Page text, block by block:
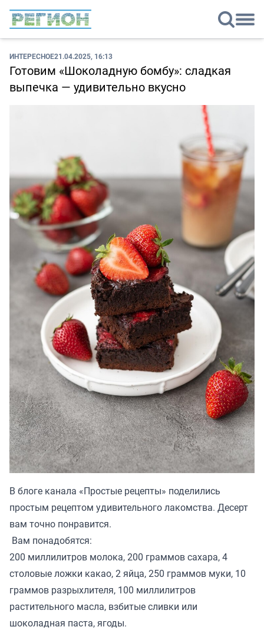
ИНТЕРЕСНОЕ21.04.2025, 16:13
Готовим «Шоколадную бомбу»: сладкая
выпечка — удивительно вкусно
В блоге канала «Простые рецепты» поделились
простым рецептом удивительного лакомства. Десерт
вам точно понравится.
Вам понадобятся:
200 миллилитров молока, 200 граммов сахара, 4
столовые ложки какао, 2 яйца, 250 граммов муки, 10
граммов разрыхлителя, 100 миллилитров
растительного масла, взбитые сливки или
шоколадная паста, ягоды.